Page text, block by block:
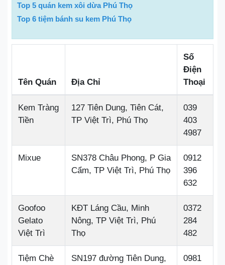
Top 5 quán kem xôi dừa Phú Thọ
Top 6 tiệm bánh su kem Phú Thọ
Tên Quán Địa Chỉ
Số
Điện
Thoại
Kem Tràng
Tiền
127 Tiên Dung, Tiên Cát,
TP Việt Trì, Phú Thọ
039
403
4987
Mixue
SN378 Châu Phong, P Gia
Cẩm, TP Việt Trì, Phú Thọ
0912
396
632
Goofoo
Gelato
Việt Trì
KĐT Láng Cầu, Minh
Nông, TP Việt Trì, Phú
Thọ
0372
284
482
Tiệm Chè
SN197 đường Tiên Dung,
0981